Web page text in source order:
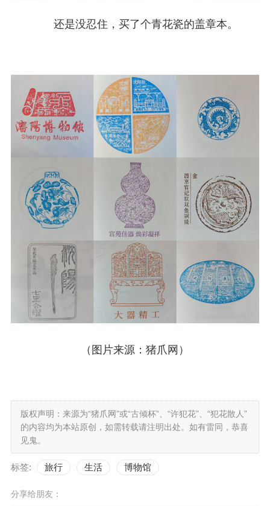
还是没忍住，买了个青花瓷的盖章本。
（图片来源：猪爪网）
版权声明：来源为“猪爪网”或“古倾杯”、“许犯花”、“犯花散人”
的内容均为本站原创，如需转载请注明出处。如有雷同，恭喜
见鬼。
标签: 旅行 生活 博物馆
分享给朋友：